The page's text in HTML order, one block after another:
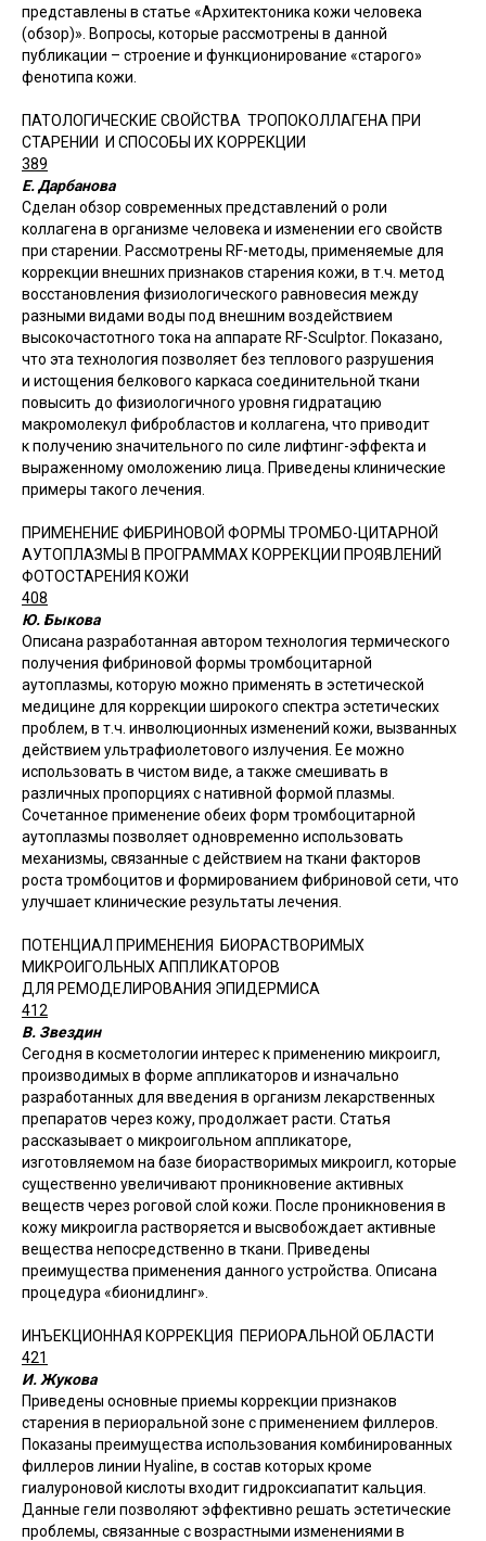
представлены в статье «Архитектоника кожи человека
(обзор)». Вопросы, которые рассмотрены в данной
публикации – строение и функционирование «старого»
фенотипа кожи.
ПАТОЛОГИЧЕСКИЕ СВОЙСТВА ТРОПОКОЛЛАГЕНА ПРИ
СТАРЕНИИ И СПОСОБЫ ИХ КОРРЕКЦИИ
389
Е. Дарбанова
Сделан обзор современных представлений о роли
коллагена в организме человека и изменении его свойств
при старении. Рассмотрены RF-методы, применяемые для
коррекции внешних признаков старения кожи, в т.ч. метод
восстановления физиологического равновесия между
разными видами воды под внешним воздействием
высокочастотного тока на аппарате RF-Sculptor. Показано,
что эта технология позволяет без теплового разрушения
и истощения белкового каркаса соединительной ткани
повысить до физиологичного уровня гидратацию
макромолекул фибробластов и коллагена, что приводит
к получению значительного по силе лифтинг-эффекта и
выраженному омоложению лица. Приведены клинические
примеры такого лечения.
ПРИМЕНЕНИЕ ФИБРИНОВОЙ ФОРМЫ ТРОМБО-ЦИТАРНОЙ
АУТОПЛАЗМЫ В ПРОГРАММАХ КОРРЕКЦИИ ПРОЯВЛЕНИЙ
ФОТОСТАРЕНИЯ КОЖИ
408
Ю. Быкова
Описана разработанная автором технология термического
получения фибриновой формы тромбоцитарной
аутоплазмы, которую можно применять в эстетической
медицине для коррекции широкого спектра эстетических
проблем, в т.ч. инволюционных изменений кожи, вызванных
действием ультрафиолетового излучения. Ее можно
использовать в чистом виде, а также смешивать в
различных пропорциях с нативной формой плазмы.
Сочетанное применение обеих форм тромбоцитарной
аутоплазмы позволяет одновременно использовать
механизмы, связанные с действием на ткани факторов
роста тромбоцитов и формированием фибриновой сети, что
улучшает клинические результаты лечения.
ПОТЕНЦИАЛ ПРИМЕНЕНИЯ БИОРАСТВОРИМЫХ
МИКРОИГОЛЬНЫХ АППЛИКАТОРОВ
ДЛЯ РЕМОДЕЛИРОВАНИЯ ЭПИДЕРМИСА
412
В. Звездин
Сегодня в косметологии интерес к применению микроигл,
производимых в форме аппликаторов и изначально
разработанных для введения в организм лекарственных
препаратов через кожу, продолжает расти. Статья
рассказывает о микроигольном аппликаторе,
изготовляемом на базе биорастворимых микроигл, которые
существенно увеличивают проникновение активных
веществ через роговой слой кожи. После проникновения в
кожу микроигла растворяется и высвобождает активные
вещества непосредственно в ткани. Приведены
преимущества применения данного устройства. Описана
процедура «бионидлинг».
ИНЪЕКЦИОННАЯ КОРРЕКЦИЯ ПЕРИОРАЛЬНОЙ ОБЛАСТИ
421
И. Жукова
Приведены основные приемы коррекции признаков
старения в периоральной зоне с применением филлеров.
Показаны преимущества использования комбинированных
филлеров линии Hyaline, в состав которых кроме
гиалуроновой кислоты входит гидроксиапатит кальция.
Данные гели позволяют эффективно решать эстетические
проблемы, связанные с возрастными изменениями в